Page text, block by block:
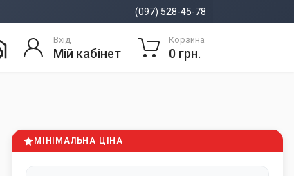
(097) 528-45-78
Вхід
Мій кабінет
Корзина
0 грн.
МІНІМАЛЬНА ЦІНА